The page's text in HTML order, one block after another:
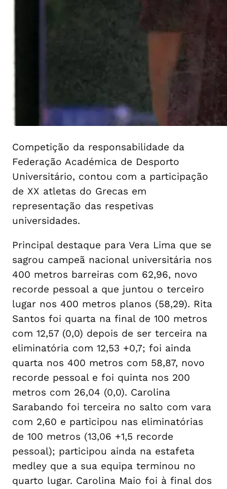
Competição da responsabilidade da
Federação Académica de Desporto
Universitário, contou com a participação
de XX atletas do Grecas em
representação das respetivas
universidades.
Principal destaque para Vera Lima que se
sagrou campeã nacional universitária nos
400 metros barreiras com 62,96, novo
recorde pessoal a que juntou o terceiro
lugar nos 400 metros planos (58,29). Rita
Santos foi quarta na final de 100 metros
com 12,57 (0,0) depois de ser terceira na
eliminatória com 12,53 +0,7; foi ainda
quarta nos 400 metros com 58,87, novo
recorde pessoal e foi quinta nos 200
metros com 26,04 (0,0). Carolina
Sarabando foi terceira no salto com vara
com 2,60 e participou nas eliminatórias
de 100 metros (13,06 +1,5 recorde
pessoal); participou ainda na estafeta
medley que a sua equipa terminou no
quarto lugar. Carolina Maio foi à final dos